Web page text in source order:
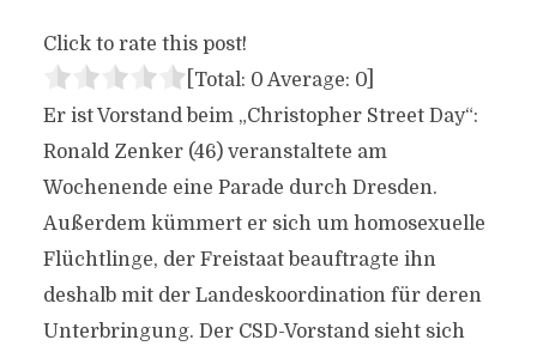
Click to rate this post!
[Total: 0 Average: 0]
Er ist Vorstand beim „Christopher Street Day“:
Ronald Zenker (46) veranstaltete am
Wochenende eine Parade durch Dresden.
Außerdem kümmert er sich um homosexuelle
Flüchtlinge, der Freistaat beauftragte ihn
deshalb mit der Landeskoordination für deren
Unterbringung. Der CSD-Vorstand sieht sich